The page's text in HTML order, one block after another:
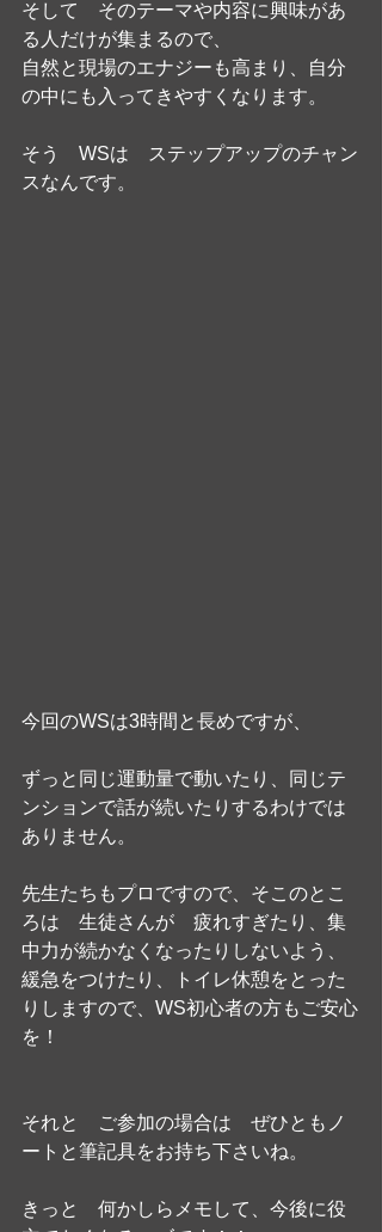
そして　そのテーマや内容に興味があ
る人だけが集まるので、
自然と現場のエナジーも高まり、自分
の中にも入ってきやすくなります。
そう　WSは　ステップアップのチャン
スなんです。
今回のWSは3時間と長めですが、
ずっと同じ運動量で動いたり、同じテ
ンションで話が続いたりするわけでは
ありません。
先生たちもプロですので、そこのとこ
ろは　生徒さんが　疲れすぎたり、集
中力が続かなくなったりしないよう、
緩急をつけたり、トイレ休憩をとった
りしますので、WS初心者の方もご安心
を！
それと　ご参加の場合は　ぜひともノ
ートと筆記具をお持ち下さいね。
きっと　何かしらメモして、今後に役